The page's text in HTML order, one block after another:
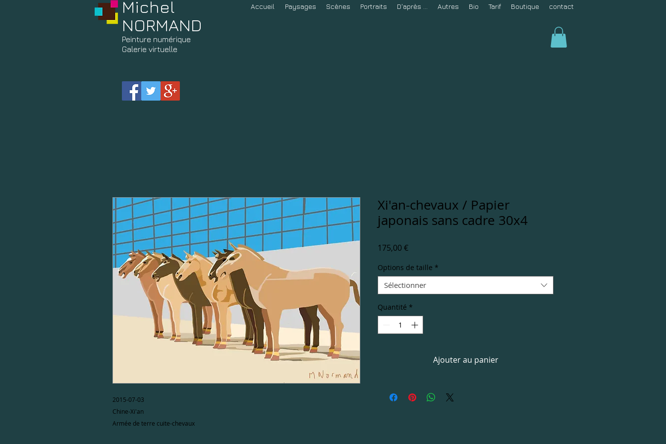
Michel
NORMAND
Peinture numérique
Galerie virtuelle
Accueil Paysages Scènes Portraits D'après ... Autres Bio Tarif Boutique contact
2015-07-03
Chine-Xi'an
Armée de terre cuite-chevaux
Xi'an-chevaux / Papier
japonais sans cadre 30x4
175,00 €Prix
Options de taille *
Sélectionner
Quantité *
Ajouter au panier